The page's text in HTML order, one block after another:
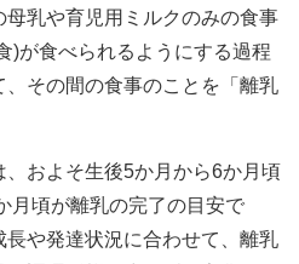
母乳や育児用ミルクのみの食事
)が食べられるようにする過程
その間の食事のことを「離乳
、およそ生後5か月から6か月頃
月頃が離乳の完了の目安で
や発達状況に合わせて、離乳